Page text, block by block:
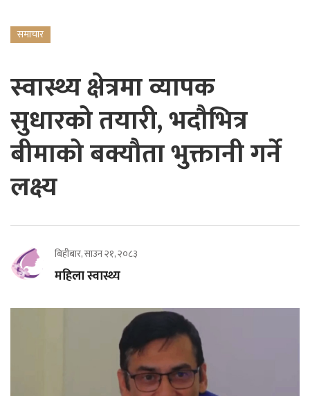
समाचार
स्वास्थ्य क्षेत्रमा व्यापक
सुधारको तयारी, भदौभित्र
बीमाको बक्यौता भुक्तानी गर्ने
लक्ष्य
बिहीबार, साउन २१, २०८३
महिला स्वास्थ्य